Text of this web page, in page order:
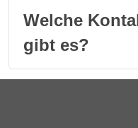
Welche
gibt es?